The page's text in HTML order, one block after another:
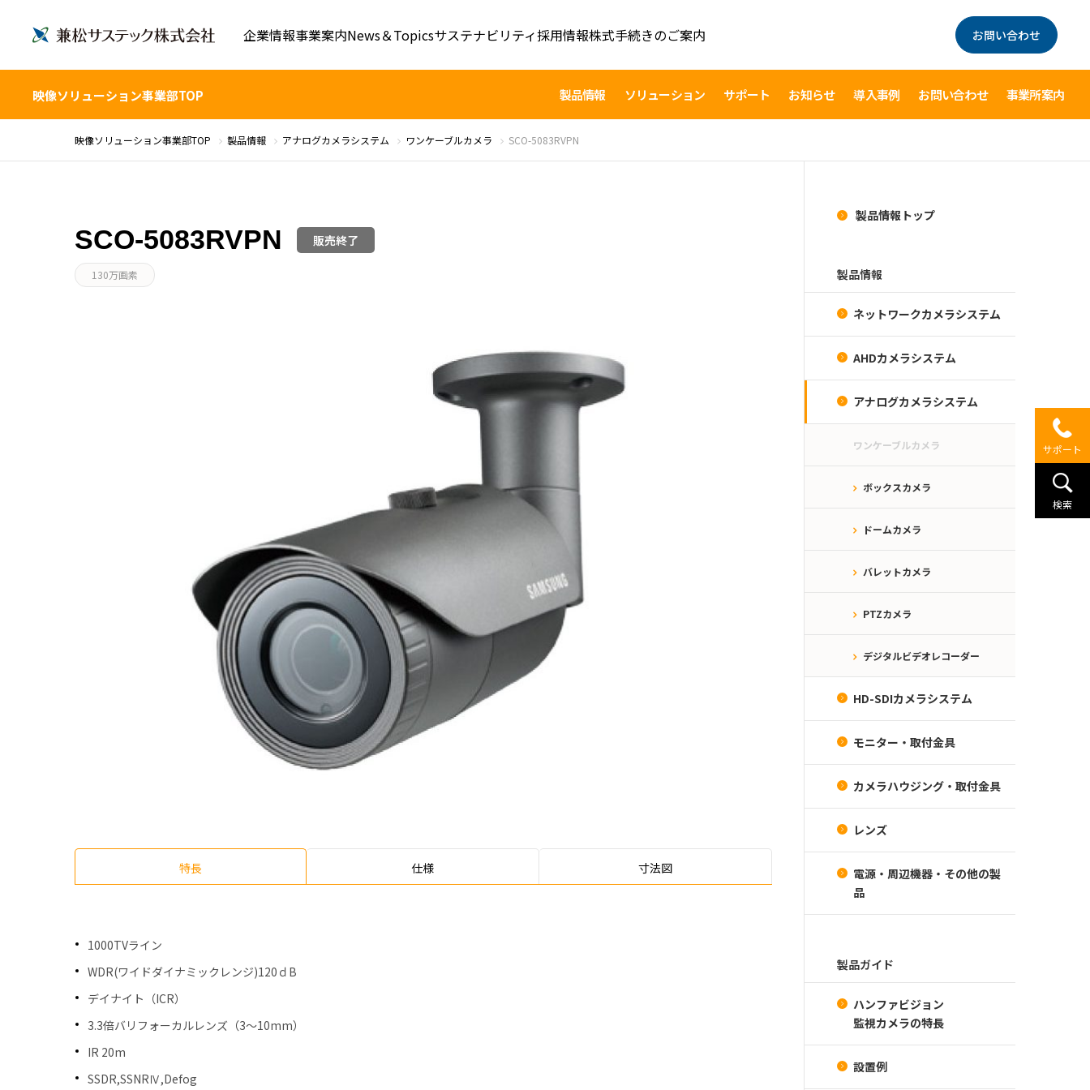
企業情報事業案内News＆Topicsサステナビリティ採用情報株式手続きのご案内 お問い合わせ
映像ソリューション事業部TOP 製品情報 ソリューション サポート お知らせ 導入事例 お問い合わせ 事業所案内
映像ソリューション事業部TOP 製品情報 アナログカメラシステム ワンケーブルカメラ SCO-5083RVPN
SCO-5083RVPN 販売終了
130万画素
特長 仕様 寸法図
1000TVライン
WDR(ワイドダイナミックレンジ)120ｄB
デイナイト（ICR）
3.3倍バリフォーカルレンズ（3～10mm）
IR 20m
SSDR,SSNRⅣ,Defog
製品情報トップ
製品情報
ネットワークカメラシステム
AHDカメラシステム
アナログカメラシステム
ワンケーブルカメラ
ボックスカメラ
ドームカメラ
バレットカメラ
PTZカメラ
デジタルビデオレコーダー
HD-SDIカメラシステム
モニター・取付金具
カメラハウジング・取付金具
レンズ
電源・周辺機器・その他の製
品
製品ガイド
ハンファビジョン
監視カメラの特長
設置例
サポート
検索